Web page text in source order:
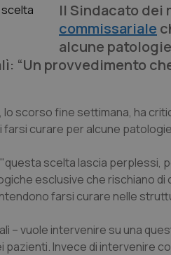
Il Sindacato dei
commissariale
alcune
“Un provvedimento
lo scorso fine settimana, ha
farsi curare per alcune
scelta lascia perplessi,
esclusive che rischiano
farsi curare nelle
– vuole intervenire su una
Invece di intervenire